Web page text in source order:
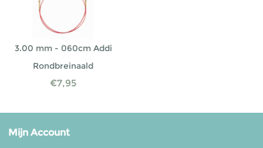
3.00 mm - 060cm Addi
Rondbreinaald
€7,95
Mijn Account